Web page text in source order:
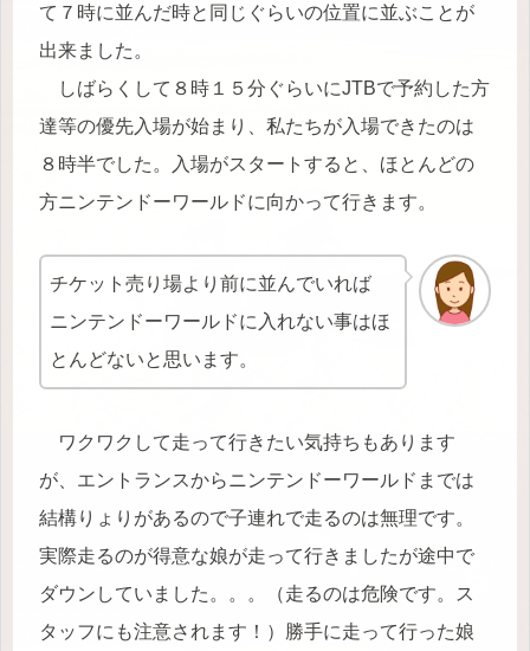
て７時に並んだ時と同じぐらいの位置に並ぶことが
出来ました。
しばらくして８時１５分ぐらいにJTBで予約した方
達等の優先入場が始まり、私たちが入場できたのは
８時半でした。入場がスタートすると、ほとんどの
方ニンテンドーワールドに向かって行きます。
チケット売り場より前に並んでいれば
ニンテンドーワールドに入れない事はほ
とんどないと思います。
ワクワクして走って行きたい気持ちもあります
が、エントランスからニンテンドーワールドまでは
結構りょりがあるので子連れで走るのは無理です。
実際走るのが得意な娘が走って行きましたが途中で
ダウンしていました。。。（走るのは危険です。ス
タッフにも注意されます！）勝手に走って行った娘